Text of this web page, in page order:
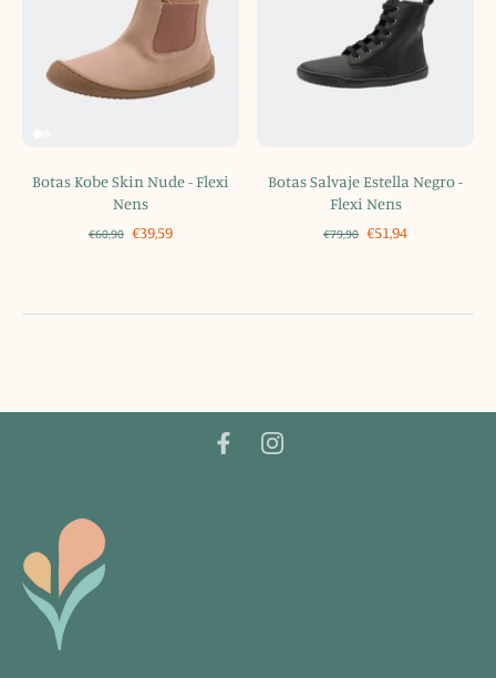
Botas Kobe Skin Nude - Flexi
Nens
€60,90 €39,59
Botas Salvaje Estella Negro -
Flexi Nens
€79,90 €51,94